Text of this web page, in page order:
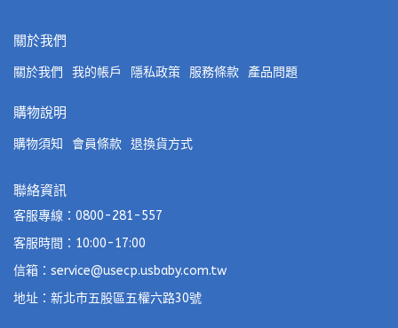
關於我們
關於我們 我的帳戶 隱私政策 服務條款 產品問題
購物說明
購物須知 會員條款 退換貨方式
聯絡資訊
客服專線：0800-281-557
客服時間：10:00-17:00
信箱：service@usecp.usbaby.com.tw
地址：新北市五股區五權六路30號